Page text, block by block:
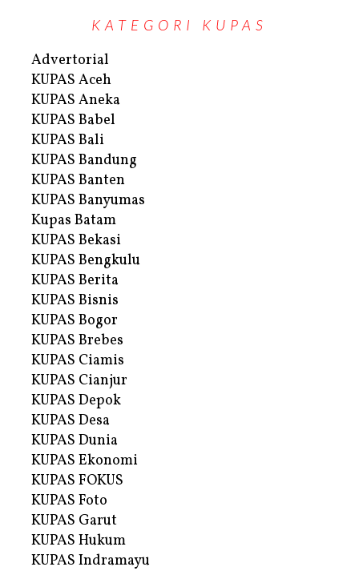
KATEGORI KUPAS
Advertorial
KUPAS Aceh
KUPAS Aneka
KUPAS Babel
KUPAS Bali
KUPAS Bandung
KUPAS Banten
KUPAS Banyumas
Kupas Batam
KUPAS Bekasi
KUPAS Bengkulu
KUPAS Berita
KUPAS Bisnis
KUPAS Bogor
KUPAS Brebes
KUPAS Ciamis
KUPAS Cianjur
KUPAS Depok
KUPAS Desa
KUPAS Dunia
KUPAS Ekonomi
KUPAS FOKUS
KUPAS Foto
KUPAS Garut
KUPAS Hukum
KUPAS Indramayu